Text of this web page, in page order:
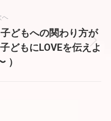
へ
次
の
投
どもへの関わり方が
どもにLOVEを伝えよ
）